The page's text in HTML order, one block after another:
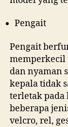
Pengait
Pengait
memperkecil
dan nyaman
kepala tidak
terletak pada
beberapa
velcro, rel,